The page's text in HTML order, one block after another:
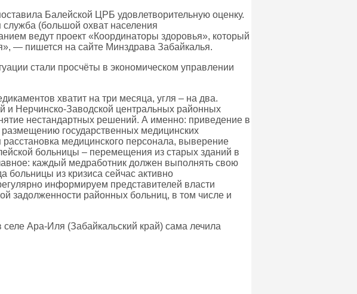
Балейской ЦРБ удовлетворительную оценку.
(большой охват населения
ведут проект «Координаторы здоровья», который
— пишется на сайте Минздрава Забайкалья.
стали просчёты в экономическом управлении
хватит на три месяца, угля – на два.
и Нерчинско-Заводской центральных районных
нестандартных решений. А именно: приведение в
государственных медицинских
медицинского персонала, выверение
больницы – перемещения из старых зданий в
каждый медработник должен выполнять свою
больницы из кризиса сейчас активно
информируем представителей власти
задолженности районных больниц, в том числе и
Ара-Иля (Забайкальский край) сама лечила